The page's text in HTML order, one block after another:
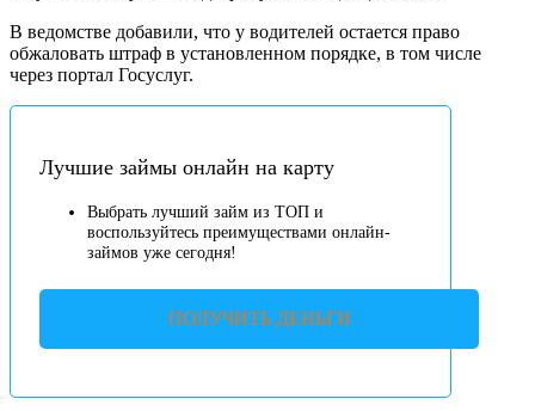
В ведомстве добавили, что у водителей остается право
обжаловать штраф в установленном порядке, в том числе
через портал Госуслуг.
Лучшие займы онлайн на карту
Выбрать лучший займ из ТОП и
воспользуйтесь преимуществами онлайн-
займов уже сегодня!
ПОЛУЧИТЬ ДЕНЬГИ